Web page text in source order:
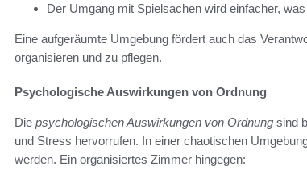
Der Umgang mit Spielsachen wird einfacher,
Eine aufgeräumte Umgebung fördert auch das
organisieren und zu pflegen.
Psychologische Auswirkungen von Ordnung
Die psychologischen Auswirkungen von Ordnung sind
und Stress hervorrufen. In einer chaotischen
werden. Ein organisiertes Zimmer hingegen: